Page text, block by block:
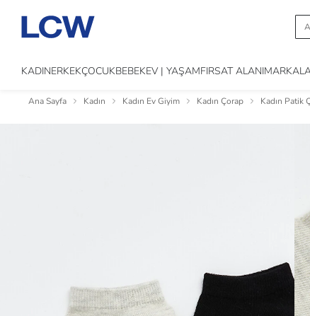
KADINERKEKÇOCUKBEBEKEV | YAŞAMFIRSAT ALANI
Ana Sayfa Kadın Kadın Ev Giyim Kadın Çorap Kadın Patik